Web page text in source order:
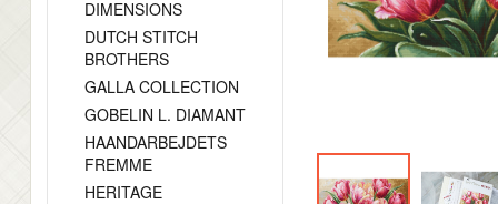
DIMENSIONS
DUTCH STITCH
BROTHERS
GALLA COLLECTION
GOBELIN L. DIAMANT
HAANDARBEJDETS
FREMME
HERITAGE